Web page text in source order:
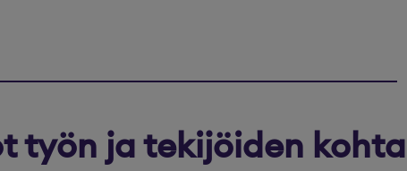
työn ja tekijöiden